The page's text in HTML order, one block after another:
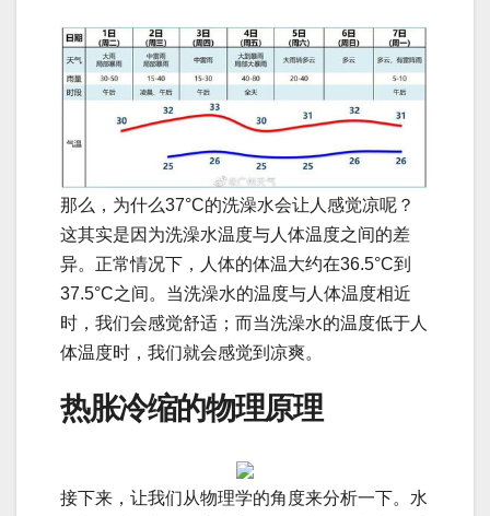
那么，为什么37°C的洗澡水会让人感觉凉呢？
这其实是因为洗澡水温度与人体温度之间的差
异。正常情况下，人体的体温大约在36.5°C到
37.5°C之间。当洗澡水的温度与人体温度相近
时，我们会感觉舒适；而当洗澡水的温度低于人
体温度时，我们就会感觉到凉爽。
热胀冷缩的物理原理
接下来，让我们从物理学的角度来分析一下。水